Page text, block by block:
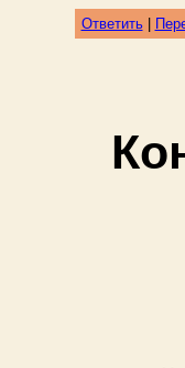
Ответить|